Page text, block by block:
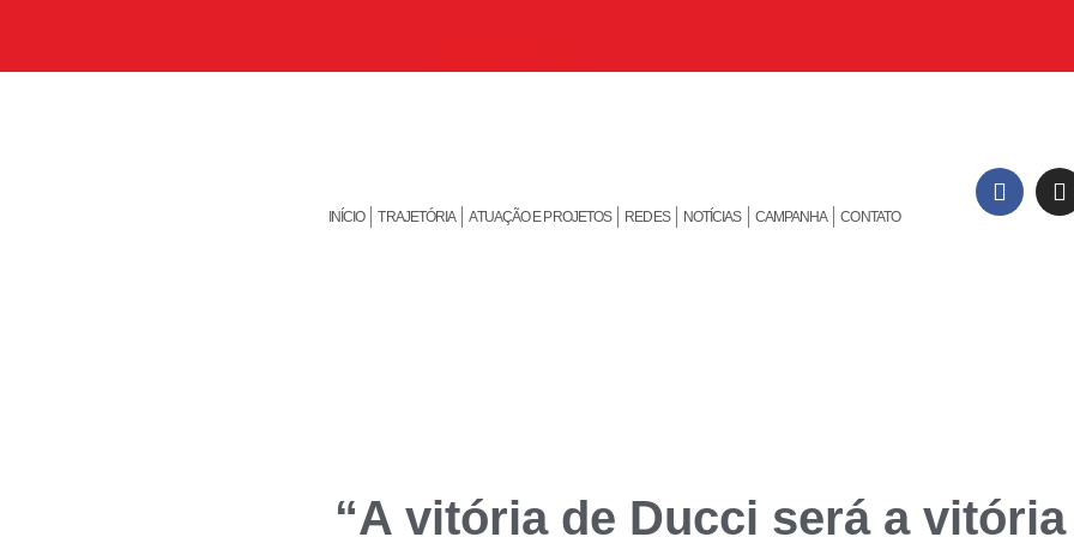
INÍCIO TRAJETÓRIA ATUAÇÃO E PROJETOS REDES NOTÍCIAS CAMPANHA CONTATO
“A vitória de Ducci será a